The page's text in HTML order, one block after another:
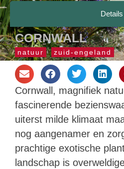
Details
CORNWALL
natuur zuid-engeland
Cornwall, magnifiek
fascinerende
uiterst milde klimaat
nog aangenamer en
prachtige exotische
landschap is